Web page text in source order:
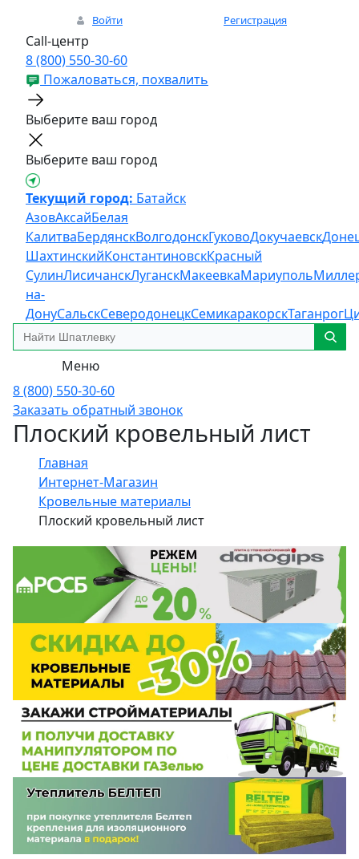
Войти Регистрация
Call-центр
8 (800) 550-30-60
Пожаловаться, похвалить
Выберите ваш город
Выберите ваш город
Текущий город: Батайск
АзовАксайБелая
КалитваБердянскВолгодонскГуковоДокучаевск
ШахтинскийКонстантиновскКрасный
СулинЛисичанскЛуганскМакеевкаМариуполь
на-
ДонуСальскСеверодонецкСемикаракорскТаганрог
Меню
8 (800) 550-30-60
Заказать обратный звонок
Плоский кровельный лист
Главная
Интернет-Магазин
Кровельные материалы
Плоский кровельный лист